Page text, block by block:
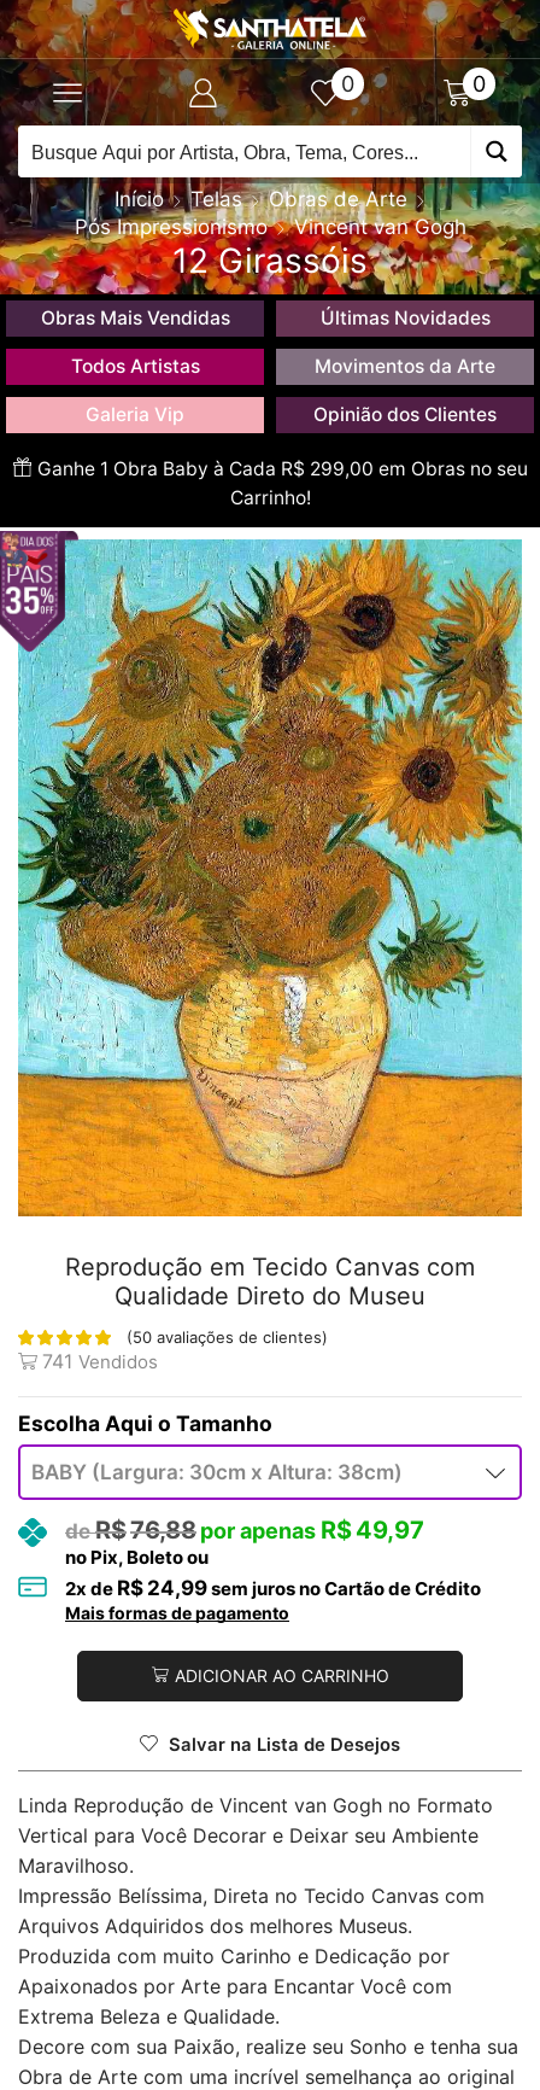
0 0
Início Telas
Obras de Arte
Pós Impressionismo
Vincent van Gogh
12 Girassóis
Obras Mais Vendidas Últimas Novidades
Todos Artistas Movimentos da Arte
Galeria Vip Opinião dos Clientes
Ganhe 1 Obra Baby à Cada R$ 299,00 em Obras no seu
Carrinho!
Reprodução em Tecido Canvas com
Qualidade Direto do Museu
(50 avaliações de clientes)
741 Vendidos
Tamanho
R$76,88 R$49,97
no Pix, Boleto ou
2x de R$ 24,99sem juros no Cartão de Crédito
Mais formas de pagamento
ADICIONAR AO CARRINHO
Salvar na Lista de Desejos
Linda Reprodução de Vincent van Gogh no Formato
Vertical para Você Decorar e Deixar seu Ambiente
Maravilhoso.
Impressão Belíssima, Direta no Tecido Canvas com
Arquivos Adquiridos dos melhores Museus.
Produzida com muito Carinho e Dedicação por
Apaixonados por Arte para Encantar Você com
Extrema Beleza e Qualidade.
Decore com sua Paixão, realize seu Sonho e tenha sua
Obra de Arte com uma incrível semelhança ao original